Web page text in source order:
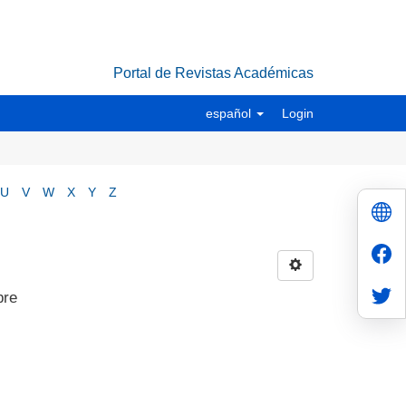
Portal de Revistas Académicas
español Login
U V W X Y Z